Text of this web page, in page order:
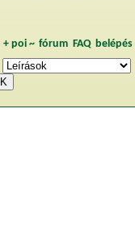
+ poi~ fórum FAQ belépés